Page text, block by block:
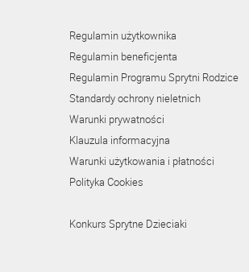
Regulamin użytkownika
Regulamin beneficjenta
Regulamin Programu Sprytni Rodzice
Standardy ochrony nieletnich
Warunki prywatności
Klauzula informacyjna
Warunki użytkowania i płatności
Polityka Cookies
Konkurs Sprytne Dzieciaki